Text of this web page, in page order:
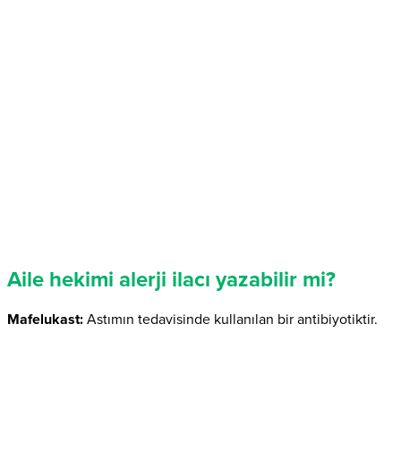
Aile hekimi alerji ilacı yazabilir mi?
Mafelukast: Astımın tedavisinde kullanılan bir antibiyotiktir.